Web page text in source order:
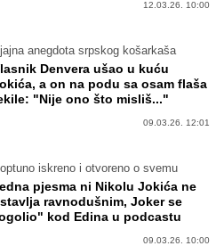
12.03.26. 10:00
anegdota srpskog košarkaša
Denvera ušao u kuću
a on na podu sa osam flaša
"Nije ono što misliš..."
09.03.26. 12:01
iskreno i otvoreno o svemu
pjesma ni Nikolu Jokića ne
ravnodušnim, Joker se
kod Edina u podcastu
09.03.26. 10:00